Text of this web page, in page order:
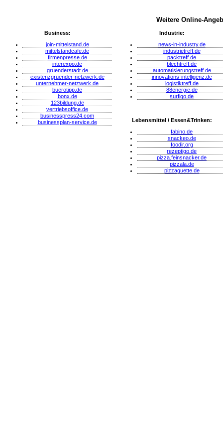
Weitere Online-
Business:
join-mittelstand.de
mittelstandcafe.de
firmenpresse.de
interexpo.de
gruenderstadt.de
existenzgruender-netzwerk.de
unternehmer-netzwerk.de
buerotipp.de
bonx.de
123bildung.de
vertriebsoffice.de
businesspress24.com
businessplan-service.de
Industrie:
news-in-industry.de
industrietreff.de
packtreff.de
blechtreff.de
automatisierungstreff.de
innovations-intelligenz.de
logistiktreff.de
88energie.de
surfigo.de
Lebensmittel / Essen&Trinken:
fabino.de
snackeo.de
foodir.org
rezeptigo.de
pizza.feinsnacker.de
pizzala.de
pizzaguette.de